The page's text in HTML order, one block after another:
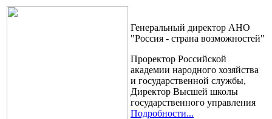
Генеральный директор АНО
"Россия - страна возможностей"
Проректор Российской
академии народного хозяйства
и государственной службы,
Директор Высшей школы
государственного управления
Подробности...